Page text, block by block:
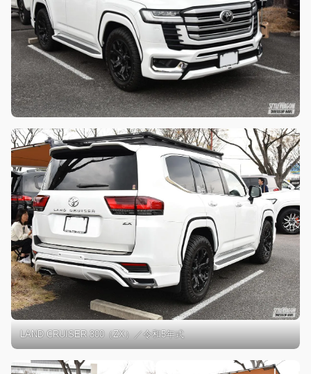
LAND CRUISER 300（ZX）／令和5年式